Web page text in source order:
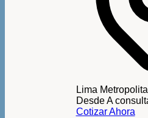
Lima
Desde A
Cotizar Ahora